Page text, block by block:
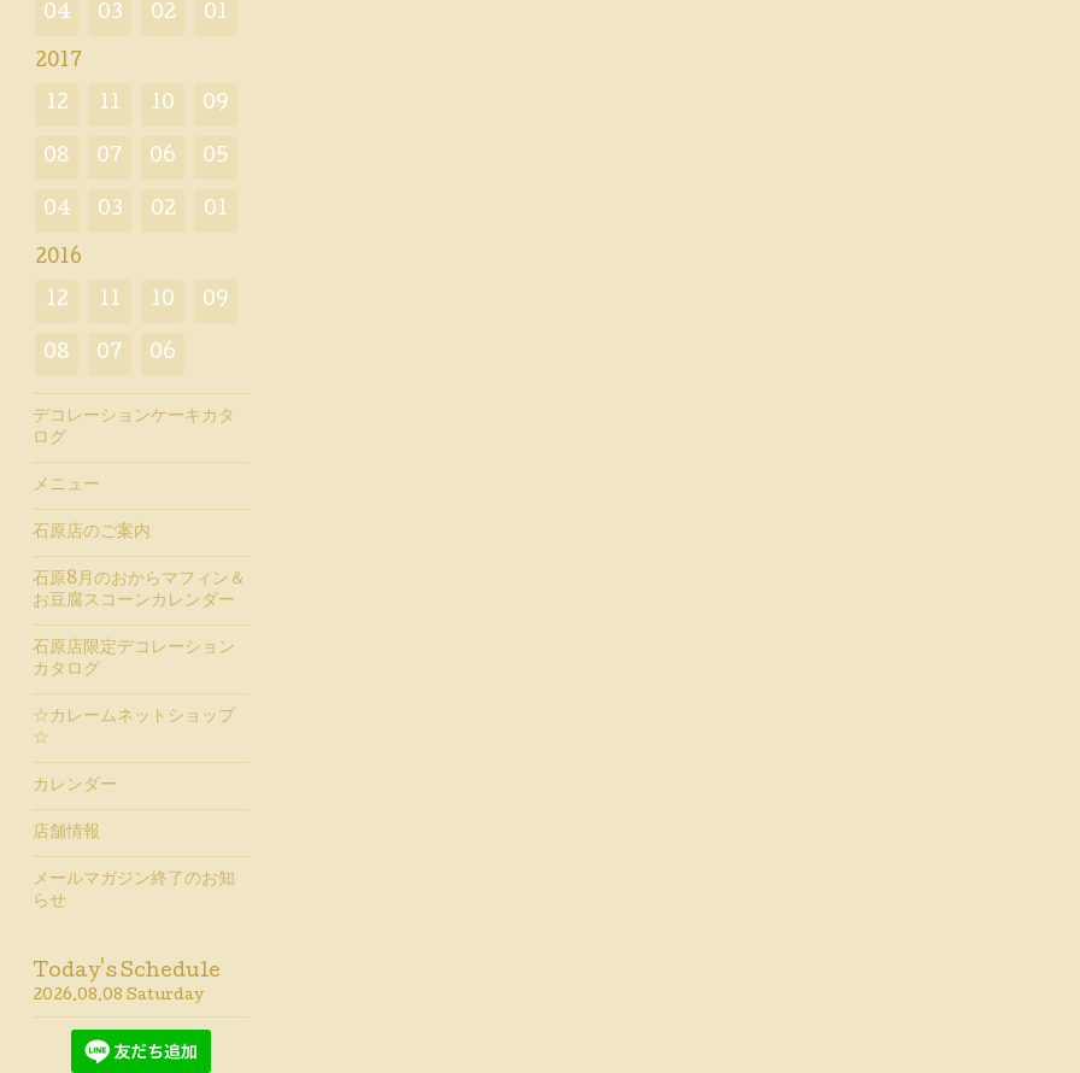
04 03 02 01
2017
12 11 10 09
08 07 06 05
04 03 02 01
2016
12 11 10 09
08 07 06
デコレーションケーキカタ
ログ
メニュー
石原店のご案内
石原8月のおからマフィン＆
お豆腐スコーンカレンダー
石原店限定デコレーション
カタログ
☆カレームネットショップ
☆
カレンダー
店舗情報
メールマガジン終了のお知
らせ
Today's Schedule
2026.08.08 Saturday